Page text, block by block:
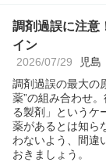
調剤過誤に注意
イン
2026/07/29 児
調剤過誤の最大の
薬”の組み合わせ
る製剤」というケ
薬があるとは知ら
わないよう、間違
おきましょう。